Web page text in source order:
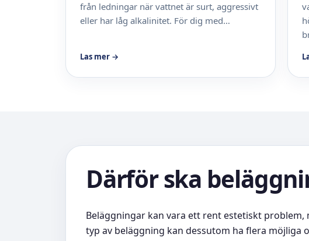
från ledningar när vattnet är surt, aggressivt
eller har låg alkalinitet. För dig med…
Las mer →
Därför ska
Beläggningar kan vara ett rent estetiskt problem,
typ av beläggning kan dessutom ha flera